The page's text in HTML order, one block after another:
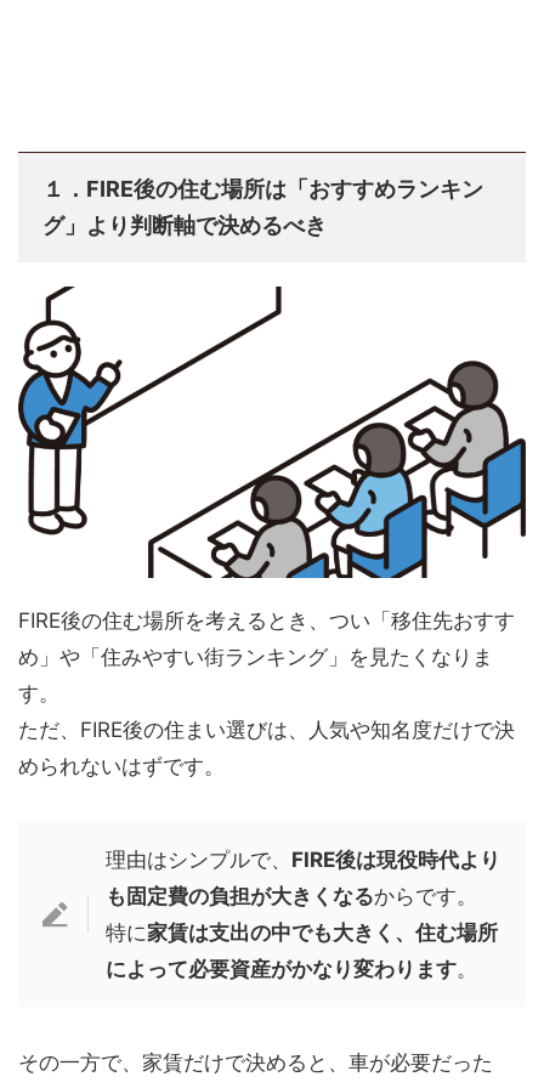
１．FIRE後の住む場所は「おすすめランキン
グ」より判断軸で決めるべき
FIRE後の住む場所を考えるとき、つい「移住先おすす
め」や「住みやすい街ランキング」を見たくなりま
す。
ただ、FIRE後の住まい選びは、人気や知名度だけで決
められないはずです。
理由はシンプルで、 FIRE後は現役時代より
も固定費の負担が大きくなるからです。
特に家賃は支出の中でも大きく、住む場所
によって必要資産がかなり変わります。
その一方で、家賃だけで決めると、車が必要だった